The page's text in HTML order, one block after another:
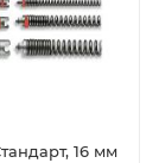
16 мм